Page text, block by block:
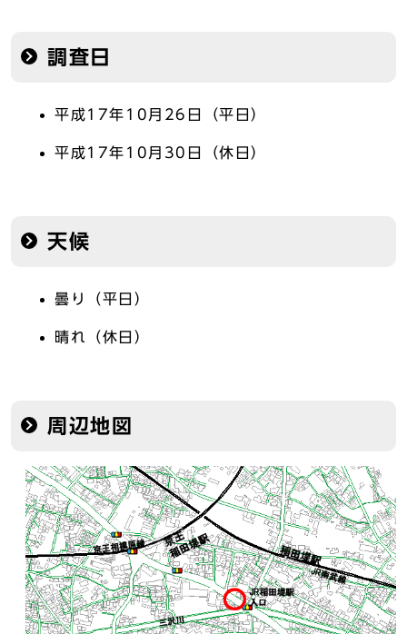
調査日
平成17年10月26日（平日）
平成17年10月30日（休日）
天候
曇り（平日）
晴れ（休日）
周辺地図